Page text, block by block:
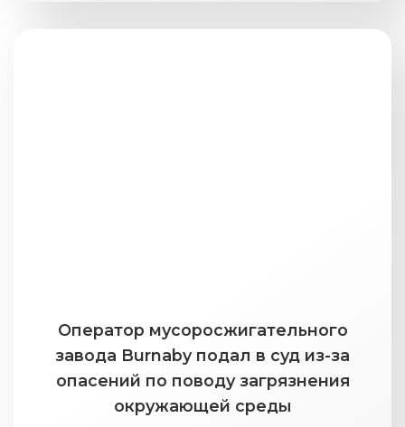
Оператор мусоросжигательного
завода Burnaby подал в суд из-за
опасений по поводу загрязнения
окружающей среды